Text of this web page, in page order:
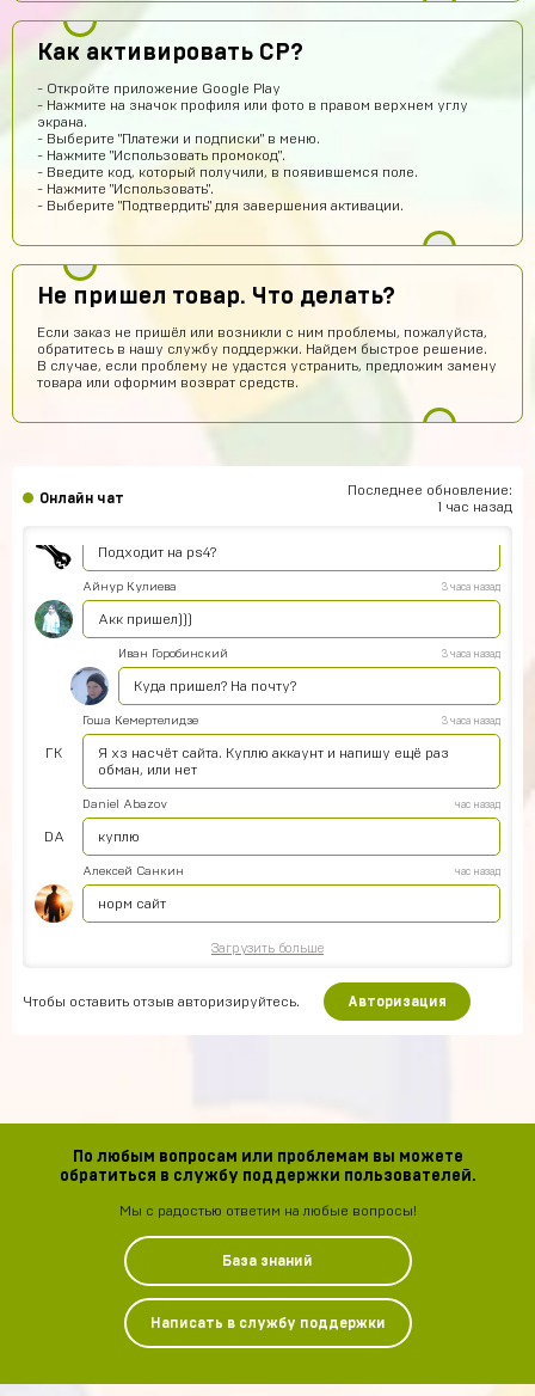
Как активировать CP?
- Откройте приложение Google Play
- Нажмите на значок профиля или фото в правом верхнем углу
экрана.
- Выберите "Платежи и подписки" в меню.
- Нажмите "Использовать промокод".
- Введите код, который получили, в появившемся поле.
- Нажмите "Использовать".
- Выберите "Подтвердить" для завершения активации.
Не пришел товар. Что делать?
Если заказ не пришёл или возникли с ним проблемы, пожалуйста,
обратитесь в нашу службу поддержки. Найдем быстрое решение.
В случае, если проблему не удастся устранить, предложим замену
товара или оформим возврат средств.
Онлайн чат
Последнее обновление:
1 час назад
Абукар Хамхоев
Top
Збс, не обман👌
Vladislav Vporyade
Сайт топ
Сайт просто супер
Диана Щербетова
Подходит на ps4?
Айнур Кулиева 3 часа назад
Акк пришел)))
Иван Горобинский 3 часа назад
Куда пришел? На почту?
ГК
Гоша Кемертелидзе 3 часа назад
Я хз насчёт сайта. Куплю аккаунт и напишу ещё раз
обман, или нет
DA
Daniel Abazov час назад
куплю
Алексей Санкин час назад
норм сайт
Загрузить больше
Чтобы оставить отзыв авторизируйтесь. Авторизация
По любым вопросам или проблемам вы можете
обратиться в службу поддержки пользователей.
Мы с радостью ответим на любые вопросы!
База знаний
Написать в службу поддержки